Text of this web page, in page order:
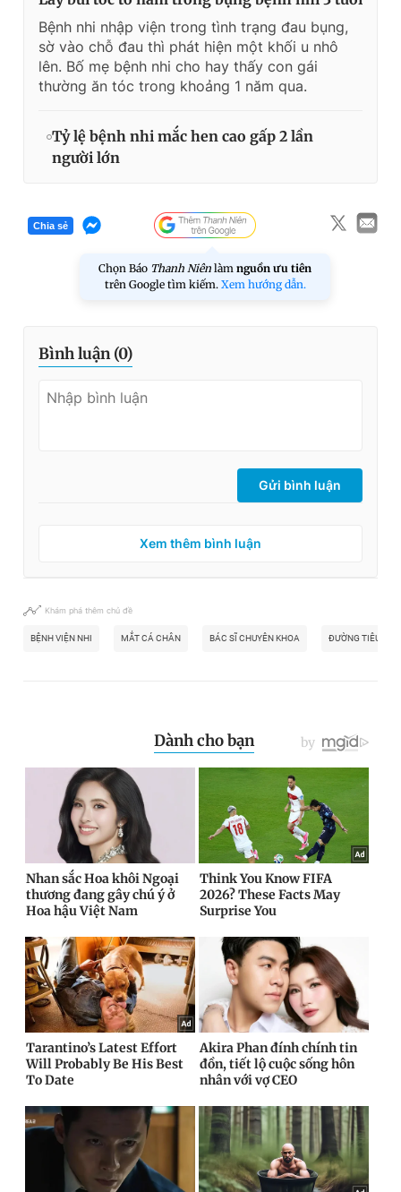
Bệnh nhi nhập viện trong tình trạng đau bụng,
sờ vào chỗ đau thì phát hiện một khối u nhô
lên. Bố mẹ bệnh nhi cho hay thấy con gái
thường ăn tóc trong khoảng 1 năm qua.
Tỷ lệ bệnh nhi mắc hen cao gấp 2 lần
người lớn
Chia sẻ
Chọn Báo Thanh Niên làm nguồn ưu tiên
trên Google tìm kiếm. Xem hướng dẫn.
Bình luận (0)
Gửi bình luận
Xem thêm bình luận
Khám phá thêm chủ đề
BỆNH VIỆN NHI MẮT CÁ CHÂN BÁC SĨ CHUYÊN KHOA ĐƯỜNG TIÊU HÓA